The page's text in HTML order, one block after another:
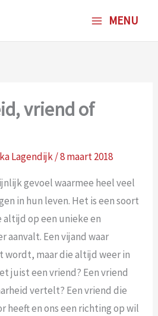
MENU
vriend of
Lagendijk/8 maart 2018
gevoel waarmee heel veel
in hun leven. Het is een soort
op een unieke en
aanvalt. Een vijand waar
wordt, maar die altijd weer in
juist een vriend? Een vriend
vertelt? Een vriend die
heeft en ons een richting op wil